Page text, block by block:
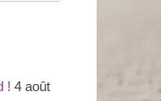
! 4 août